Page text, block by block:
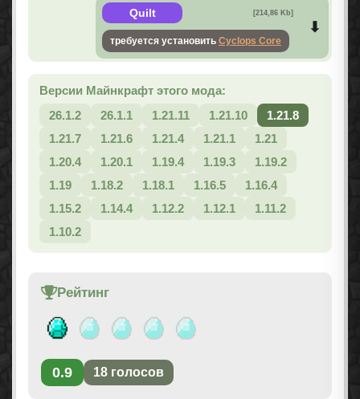
Quilt [214,86 Kb]
требуется установить Cyclops Core
Версии Майнкрафт этого мода:
26.1.2
26.1.1 1.21.11 1.21.10
1.21.8
1.21.7
1.21.6 1.21.4 1.21.1
1.21
1.20.4
1.20.1 1.19.4 1.19.3
1.19.2
1.19
1.18.2 1.18.1 1.16.5
1.16.4
1.15.2
1.14.4 1.12.2 1.12.1
1.11.2
1.10.2
Рейтинг
0.9 18 голосов